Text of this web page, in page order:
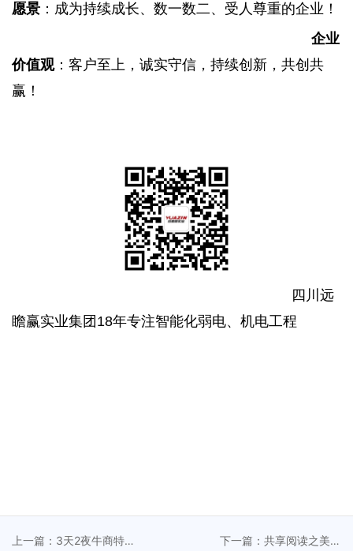
愿景 ： 成为持续成长、数一数二、受人尊重的企业！
企业
价值观：客户至上，诚实守信，持续创新，共创共
赢！
四川远
瞻赢实业集团18年专注智能化弱电、机电工程
上一篇：3天2夜牛商特训
下一篇：共享阅读之美，